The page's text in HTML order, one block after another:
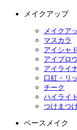
メイクアップ
メイクア
マスカラ
アイシャ
アイブロ
アイライ
口紅・リ
チーク
ハイライ
つけまつ
ベースメイク